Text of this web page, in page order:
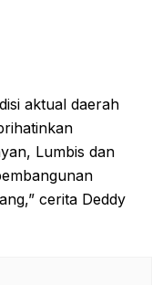
aktual daerah
Lumbis dan
cerita Deddy